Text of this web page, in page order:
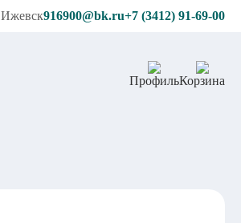
Ижевск916900@bk.ru+7 (3412) 91-69-00
ПрофильКорзина